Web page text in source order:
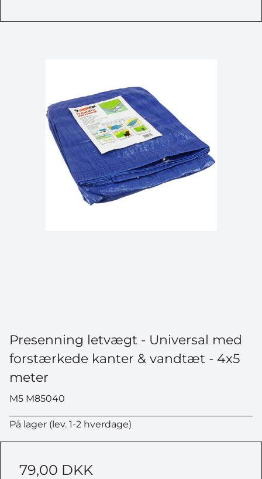
Presenning letvægt - Universal med
forstærkede kanter & vandtæt - 4x5
meter
M5 M85040
På lager (lev. 1-2 hverdage)
79,00 DKK